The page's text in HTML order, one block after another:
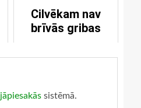
Cilvēkam nav
brīvās gribas
jāpiesakās sistēmā.